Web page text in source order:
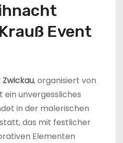
Event
, organisiert von
ein unvergessliches
in der malerischen
statt, das mit festlicher
Elementen